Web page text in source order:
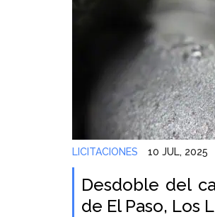
LICITACIONES 10 JUL, 2025
Desdoble del
de El Paso, Los